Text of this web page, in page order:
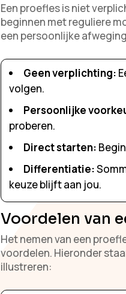
Een proefles is niet
beginnen met reguliere
een persoonlijke
Geen verplichting:
volgen.
Persoonlijke
proberen.
Direct starten:
Differentiatie:
keuze blijft aan jou.
Voordelen van
Het nemen van een
voordelen. Hieronder
illustreren: